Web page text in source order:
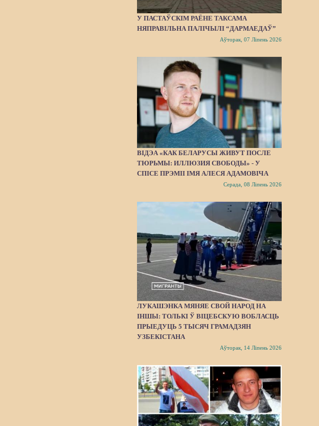
У ПАСТАЎСКІМ РАЁНЕ ТАКСАМА
НЯПРАВІЛЬНА ПАЛІЧЫЛІ “ДАРМАЕДАЎ”
Аўторак, 07 Ліпень 2026
ВІДЭА «КАК БЕЛАРУСЫ ЖИВУТ ПОСЛЕ
ТЮРЬМЫ: ИЛЛЮЗИЯ СВОБОДЫ» - У
СПІСЕ ПРЭМІІ ІМЯ АЛЕСЯ АДАМОВІЧА
Серада, 08 Ліпень 2026
ЛУКАШЭНКА МЯНЯЕ СВОЙ НАРОД НА
ІНШЫ: ТОЛЬКІ Ў ВІЦЕБСКУЮ ВОБЛАСЦЬ
ПРЫЕДУЦЬ 5 ТЫСЯЧ ГРАМАДЗЯН
УЗБЕКІСТАНА
Аўторак, 14 Ліпень 2026